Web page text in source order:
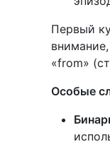
Первый
«from»
Особые